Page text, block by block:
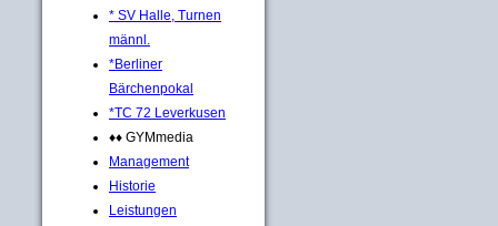
* SV Halle, Turnen
männl.
*Berliner
Bärchenpokal
*TC 72 Leverkusen
♦♦ GYMmedia
Management
Historie
Leistungen